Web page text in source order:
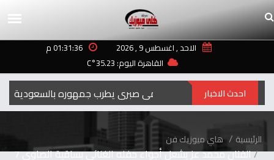
الاحد , اغسطس 9 , 2026
01:31:36 م
القاهرة اليوم: 35.23°C
رامي صبري يطرب جمهوره بالسعودية في احدث الاخبار
الرئيسية هاي ميوزيك فن
الفنان محمد عز يشعل أجواء حفله الغنائي بساقية الصاوي 7